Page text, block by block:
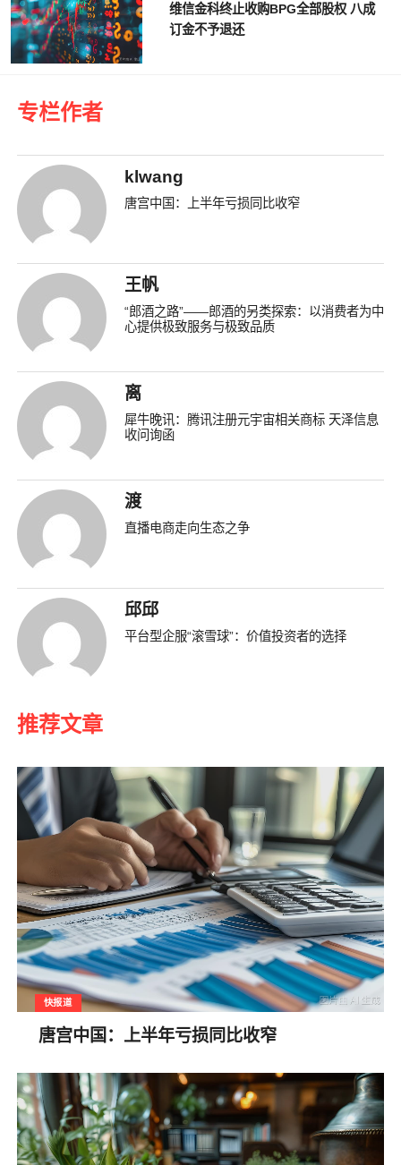
维信金科终止收购BPG全部股权 八成
订金不予退还
专栏作者
klwang
唐宫中国：上半年亏损同比收窄
王帆
“郎酒之路”——郎酒的另类探索：以消费者为中
心提供极致服务与极致品质
离
犀牛晚讯：腾讯注册元宇宙相关商标 天泽信息
收问询函
渡
直播电商走向生态之争
邱邱
平台型企服“滚雪球”：价值投资者的选择
推荐文章
快报道
唐宫中国：上半年亏损同比收窄